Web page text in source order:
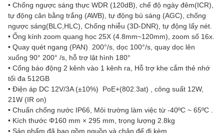
• Chống ngược sáng thực WDR (120dB), chế độ ngày đêm(ICR),
tự động cân bằng trắng (AWB), tự động bù sáng (AGC), chống
ngược sáng(BLC,HLC), Chống nhiễu (3D-DNR), tự động lấy nét.
• Ống kính zoom quang học 25X (4.8mm~120mm), zoom số 16x.
• Quay quét ngang (PAN) 200°/s, dọc 100°/s, quay dọc lên
xuống 90° 200° /s, hỗ trợ lật hình 180°
• Cổng báo động 2 kênh vào 1 kênh ra, Hỗ trợ khe cắm thẻ nhớ
tối đa 512GB
• Điện áp DC 12V/3A (±10%) PoE+(802.3at) , công suất 12W,
21W (IR on)
• Chuẩn chống nước IP66, Môi trường làm việc từ -40ºC ~ 65ºC .
• Kích thước Φ160 mm × 295 mm, trọng lượng 2.8kg
• Sản phẩm đã bao gồm nguồn và chân đế đi kèm